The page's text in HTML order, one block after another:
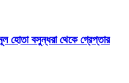
হোতা বসুন্ধরা থেকে গ্রেপ্তার